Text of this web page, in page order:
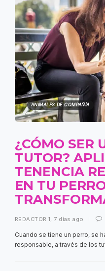
ANIMALES DE COMPAÑÍA
¿CÓMO SER
TUTOR?
TENENCIA
EN TU
REDACTOR 1, 7 días ago
Cuando se tiene un perro, se
responsable, a través de los